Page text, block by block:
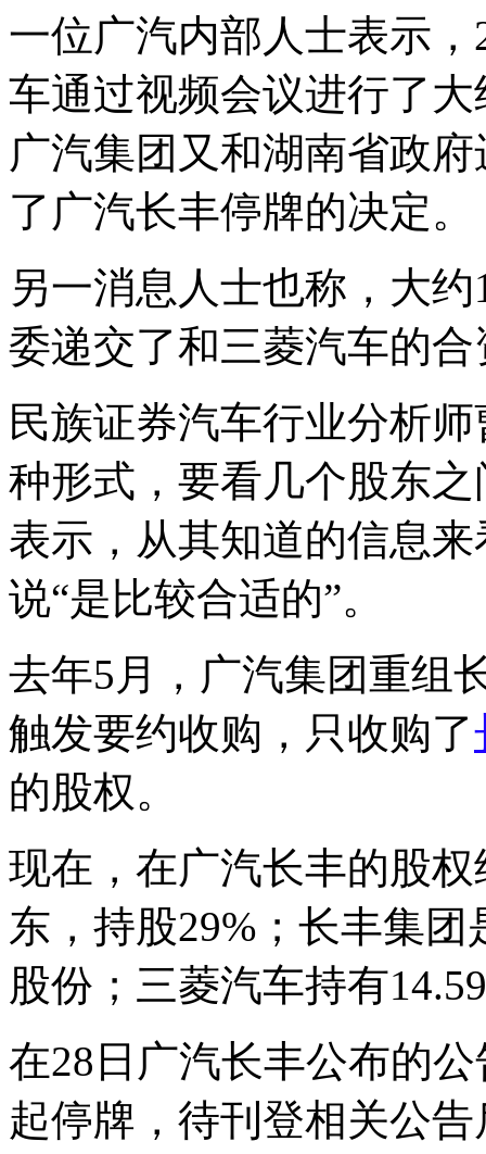
一位广汽内部人士表示
车通过视频会议进行了
广汽集团又和湖南省政
了广汽长丰停牌的决定。
另一消息人士也称，大
委递交了和三菱汽车的
民族证券汽车行业分析
种形式，要看几个股东
表示，从其知道的信息
说“是比较合适的”。
去年5月，广汽集团重组
触发要约收购，只收购了
的股权。
现在，在广汽长丰的股
东，持股29%；长丰集
股份；三菱汽车持有
在28日广汽长丰公布的
起停牌，待刊登相关公